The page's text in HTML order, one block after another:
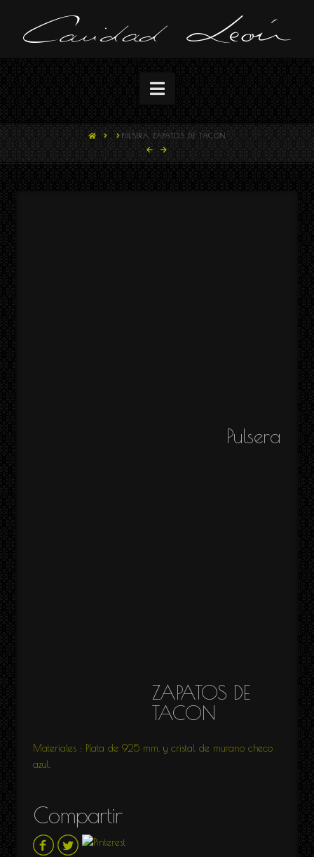
Navigation
HOME PULSERA ZAPATOS DE TACON
Pulsera
ZAPATOS DE
TACON
Materiales : Plata de 925 mm. y cristal de murano checo
azul.
Compartir